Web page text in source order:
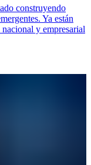
construyendo
Ya están
y empresarial